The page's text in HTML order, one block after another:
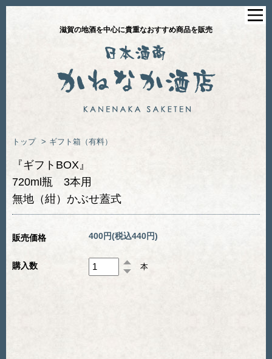
滋賀の地酒を中心に貴重なおすすめ商品を販売
トップ > ギフト箱（有料）
『ギフトBOX』
720ml瓶 3本用
無地（紺）かぶせ蓋式
販売価格 400円(税込440円)
購入数 本